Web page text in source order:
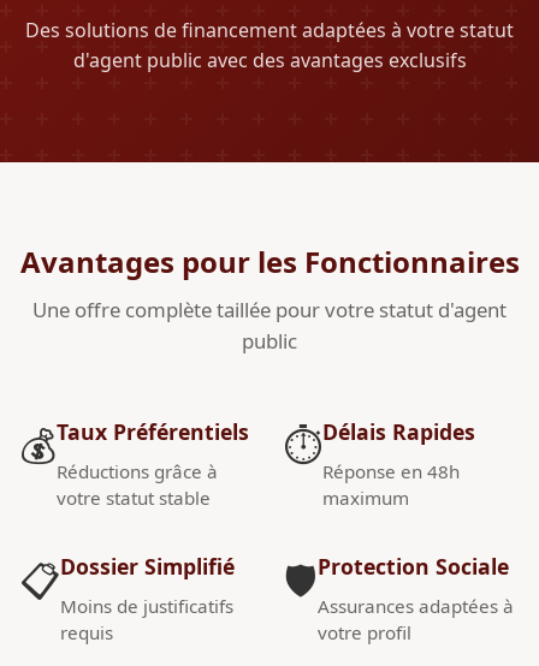
Des solutions de financement adaptées à votre statut
d'agent public avec des avantages exclusifs
Avantages pour les Fonctionnaires
Une offre complète taillée pour votre statut d'agent
public
💰Taux Préférentiels
Réductions grâce à
votre statut stable
📋Dossier Simplifié
Moins de justificatifs
requis
⏱️Délais Rapides
Réponse en 48h
maximum
🛡️Protection Sociale
Assurances adaptées à
votre profil